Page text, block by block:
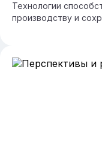
Технологии
производству и